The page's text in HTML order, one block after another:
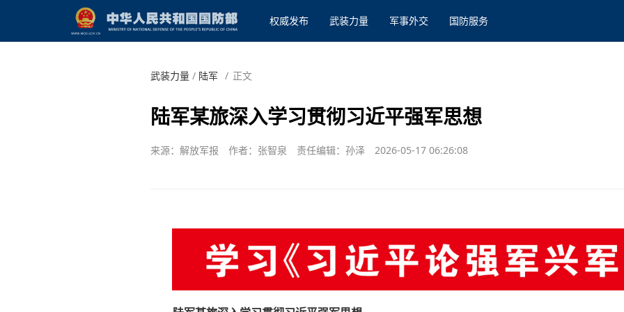
权威发布 武装力量 军事外交 国防服务
武装力量/ 陆军 / 正文
陆军某旅深入学习贯彻习近平强军思想
来源：解放军报 作者：张智泉 责任编辑：孙泽 2026-05-17 06:26:08